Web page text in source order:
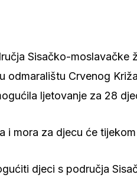
Sisačko-moslavačke
odmaralištu Crvenog
ljetovanje za 28
i mora za djecu će
djeci s područja